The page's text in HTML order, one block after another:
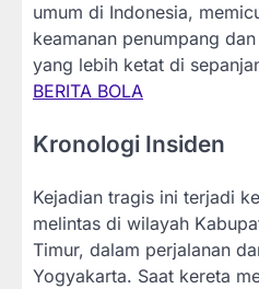
umum di Indonesia,
keamanan penumpang
yang lebih ketat di
BERITA BOLA
Kronologi Insiden
Kejadian tragis ini terjadi
melintas di wilayah
Timur, dalam perjalanan
Yogyakarta. Saat kereta